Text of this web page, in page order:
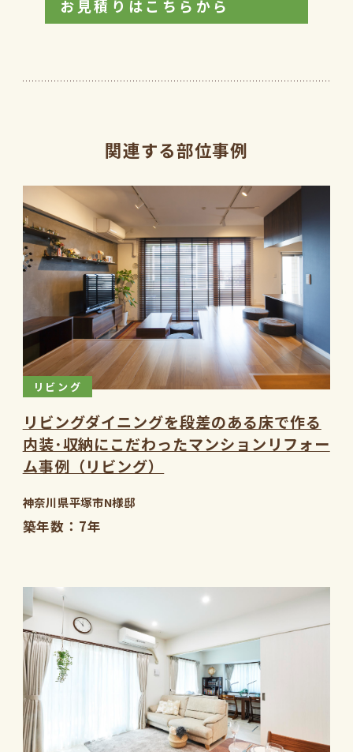
お見積りはこちらから
関連する部位事例
リビング
リビングダイニングを段差のある床で作る
内装･収納にこだわったマンションリフォー
ム事例（リビング）
神奈川県平塚市N様邸
築年数 7年